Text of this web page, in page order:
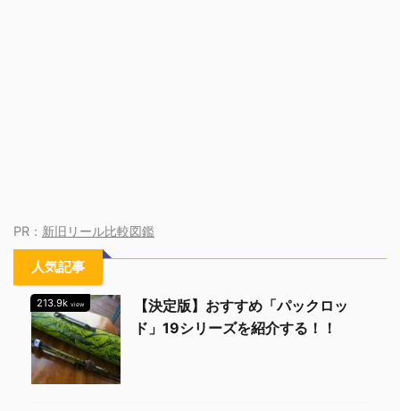
PR： 新旧リール比較図鑑
人気記事
213.9k view
【決定版】おすすめ「パックロッ
ド」19シリーズを紹介する！！